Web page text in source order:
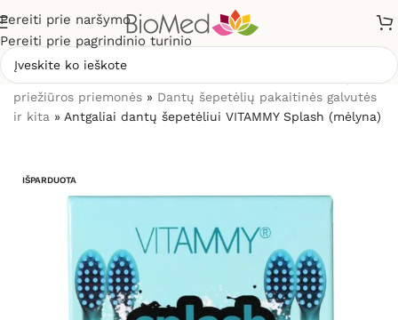
Pereiti prie naršymo
Pereiti prie pagrindinio turinio
priežiūros priemonės » Dantų šepetėlių pakaitinės galvutės
ir kita » Antgaliai dantų šepetėliui VITAMMY Splash (mėlyna)
IŠPARDUOTA